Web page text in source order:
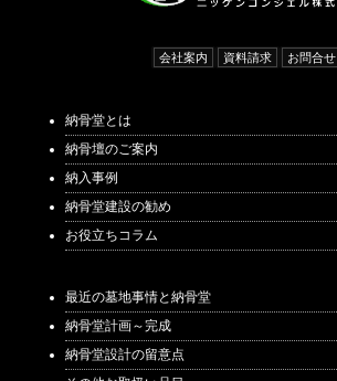
会社案内 資料請求 お問合せ
納骨堂とは
納骨壇のご案内
納入事例
納骨堂建設の勧め
お役立ちコラム
最近の墓地事情と納骨堂
納骨堂計画～完成
納骨堂設計の留意点